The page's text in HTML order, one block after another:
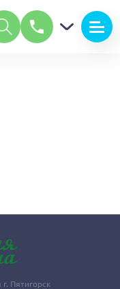
А
Пятигорск